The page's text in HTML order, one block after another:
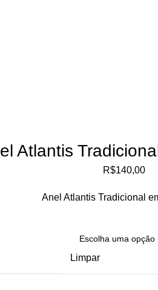
Atlantis
R$140,00
Anel Atlantis Tradicional
Limpar